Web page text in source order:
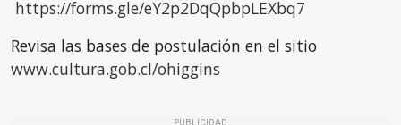
https://forms.gle/eY2p2DqQpbpLEXbq7
Revisa las bases de postulación en el sitio
www.cultura.gob.cl/ohiggins
PUBLICIDAD